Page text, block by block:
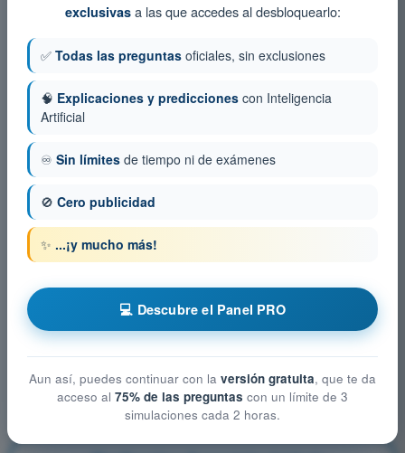
exclusivasa las que accedes al desbloquearlo:
✅ Todas las preguntas oficiales, sin exclusiones
🧠 Explicaciones y predicciones con Inteligencia
Artificial
♾️ Sin límites de tiempo ni de exámenes
🚫 Cero publicidad
✨ ...¡y mucho más!
💻 Descubre el Panel PRO
Aun así, puedes continuar con la versión gratuita, que te da
acceso al 75% de las preguntas con un límite de 3
simulaciones cada 2 horas.